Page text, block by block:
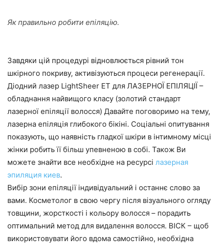
Як правильно робити епіляцію.
Завдяки цій процедурі відновлюється рівний тон
шкірного покриву, активізуються процеси регенерації.
Діодний лазер LightSheer ET для ЛАЗЕРНОЇ ЕПІЛЯЦІЇ –
обладнання найвищого класу (золотий стандарт
лазерної епіляції волосся) Давайте поговоримо на тему,
лазерна епіляція глибокого бікіні. Соціальні опитування
показують, що наявність гладкої шкіри в інтимному місці
жінки робить її більш упевненою в собі. Також Ви
можете знайти все необхідне на ресурсі лазерная
эпиляция киев.
Вибір зони епіляції індивідуальний і останнє слово за
вами. Косметолог в свою чергу після візуального огляду
товщини, жорсткості і кольору волосся – порадить
оптимальний метод для видалення волосся. ВІСК – щоб
використовувати його вдома самостійно, необхідна